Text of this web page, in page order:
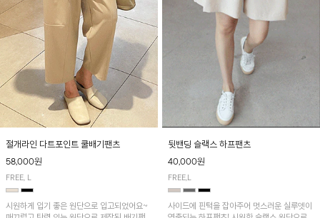
절개라인 다트포인트 쿨배기팬츠
58,000원
FREE, L
시원하게 입기 좋은 원단으로 입고되었어요~
뒷밴딩 슬랙스 하프팬츠
40,000원
FREE,L
사이드에 핀턱을 잡아주어 멋스러운 실루엣이